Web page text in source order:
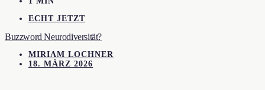
ECHT JETZT
Buzzword Neurodiversität?
MIRIAM LOCHNER
18. MÄRZ 2026